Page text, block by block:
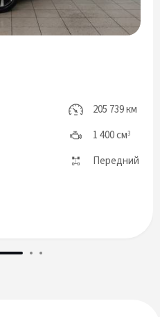
205 739 км
1 400 см3
Передний